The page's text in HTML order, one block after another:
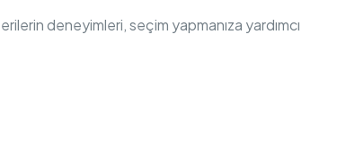
deneyimleri, seçim yapmanıza yardımcı